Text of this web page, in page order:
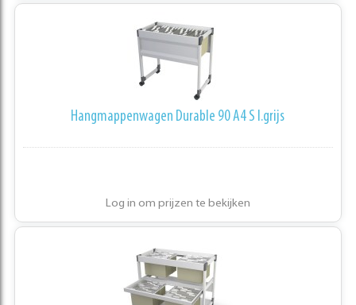
Hangmappenwagen Durable 90 A4 S l.grijs
Log in om prijzen te bekijken